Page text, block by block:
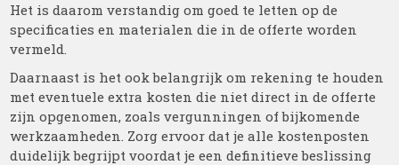
Het is daarom verstandig om goed te letten op de
specificaties en materialen die in de offerte worden
vermeld.
Daarnaast is het ook belangrijk om rekening te houden
met eventuele extra kosten die niet direct in de offerte
zijn opgenomen, zoals vergunningen of bijkomende
werkzaamheden. Zorg ervoor dat je alle kostenposten
duidelijk begrijpt voordat je een definitieve beslissing